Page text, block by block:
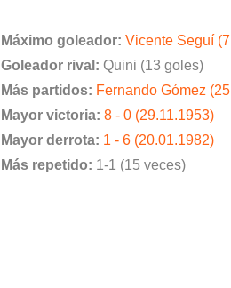
Máximo goleador: Vicente Seguí
Goleador rival: Quini (13 goles)
Más partidos: Fernando Gómez
Mayor victoria: 8 - 0 (29.11.1953)
Mayor derrota: 1 - 6 (20.01.1982)
Más repetido: 1-1 (15 veces)